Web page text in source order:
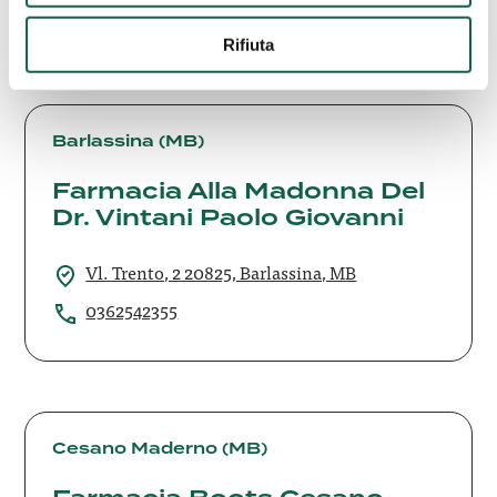
Rifiuta
Barlassina (MB)
Farmacia Alla Madonna Del
Dr. Vintani Paolo Giovanni
Vl. Trento, 2 20825, Barlassina, MB
0362542355
Farmacia
Alla
Del
Dr.
Paolo
Giovanni
Cesano Maderno (MB)
Farmacia
Boots